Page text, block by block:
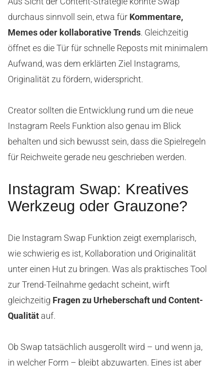
durchaus sinnvoll sein, etwa für Kommentare,
Memes oder kollaborative Trends. Gleichzeitig
öffnet es die Tür für schnelle Reposts mit minimalem
Aufwand, was dem erklärten Ziel Instagrams,
Originalität zu fördern, widerspricht.
Creator sollten die Entwicklung rund um die neue
Instagram Reels Funktion also genau im Blick
behalten und sich bewusst sein, dass die Spielregeln
für Reichweite gerade neu geschrieben werden.
Instagram Swap: Kreatives
Werkzeug oder Grauzone?
Die Instagram Swap Funktion zeigt exemplarisch,
wie schwierig es ist, Kollaboration und Originalität
unter einen Hut zu bringen. Was als praktisches Tool
zur Trend-Teilnahme gedacht scheint, wirft
gleichzeitig Fragen zu Urheberschaft und Content-
Qualität auf.
Ob Swap tatsächlich ausgerollt wird – und wenn ja,
in welcher Form – bleibt abzuwarten. Eines ist aber